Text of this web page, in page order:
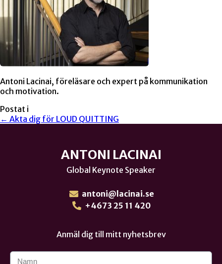
Antoni Lacinai, föreläsare och expert på kommunikation
och motivation.
Postat i
← Akta dig för LOUD QUITTING
ANTONI LACINAI
Global Keynote Speaker
antoni@lacinai.se
+4673 25 11 420
Anmäl dig till mitt nyhetsbrev